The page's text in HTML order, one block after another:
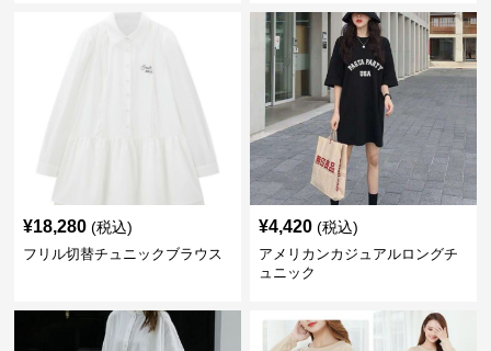
¥18,280 (税込)
フリル切替チュニックブラウス
¥4,420 (税込)
アメリカンカジュアルロングチ
ュニック